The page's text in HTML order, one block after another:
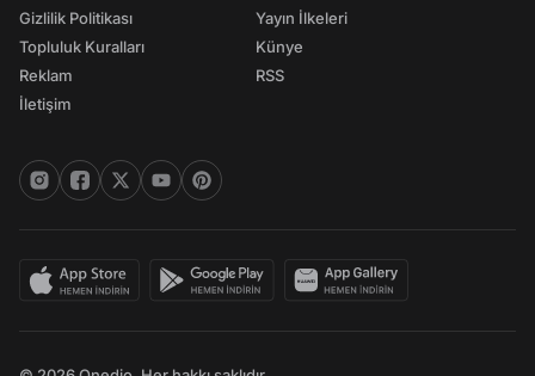
Gizlilik Politikası
Topluluk Kuralları
Reklam
İletişim
Yayın İlkeleri
Künye
RSS